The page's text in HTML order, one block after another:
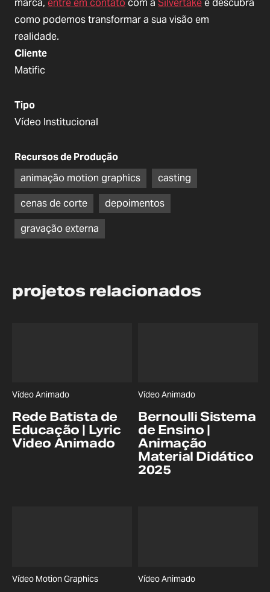
como podemos transformar a sua visão em
realidade.
Cliente
Matific
Tipo
Vídeo Institucional
Recursos de Produção
animação motion graphics
casting
cenas de corte
depoimentos
gravação externa
projetos relacionados
Rede Batista de
Educação | Lyric
Video Animado
Vídeo Animado
Bernoulli Sistema
de Ensino |
Animação
Material Didático
2025
Vídeo Animado
Vídeo Motion Graphics Vídeo Animado